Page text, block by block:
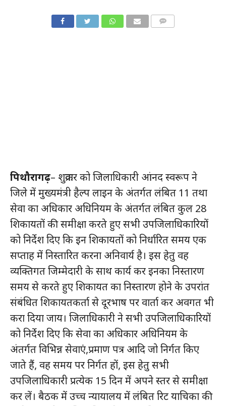
पिथौरागढ़– शुक्रवार को जिलाधिकारी आंनद स्वरूप ने
जिले में मुख्यमंत्री हैल्प लाइन के अंतर्गत लंबित 11 तथा
सेवा का अधिकार अधिनियम के अंतर्गत लंबित कुल 28
शिकायतों की समीक्षा करते हुए सभी उपजिलाधिकारियों
को निर्देश दिए कि इन शिकायतों को निर्धारित समय एक
सप्ताह में निस्तारित करना अनिवार्य है। इस हेतु वह
व्यक्तिगत जिम्मेदारी के साथ कार्य कर इनका निस्तारण
समय से करते हुए शिकायत का निस्तारण होने के उपरांत
संबंधित शिकायतकर्ता से दूरभाष पर वार्ता कर अवगत भी
करा दिया जाय। जिलाधिकारी ने सभी उपजिलाधिकारियों
को निर्देश दिए कि सेवा का अधिकार अधिनियम के
अंतर्गत विभिन्न सेवाएं,प्रमाण पत्र आदि जो निर्गत किए
जाते हैं, वह समय पर निर्गत हों, इस हेतु सभी
उपजिलाधिकारी प्रत्येक 15 दिन में अपने स्तर से समीक्षा
कर लें। बैठक में उच्च न्यायालय में लंबित रिट याचिका की